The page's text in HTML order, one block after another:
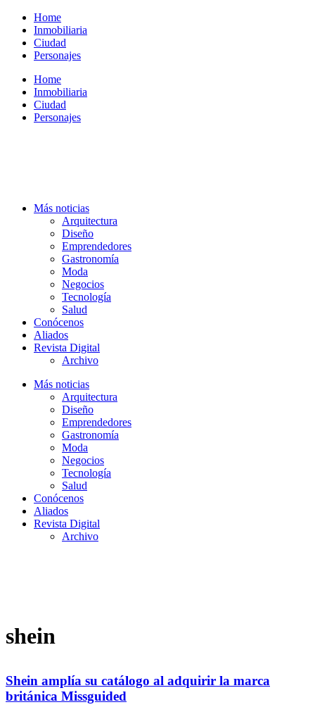
contenido
Home
Inmobiliaria
Ciudad
Personajes
Home
Inmobiliaria
Ciudad
Personajes
Más noticias
Arquitectura
Diseño
Emprendedores
Gastronomía
Moda
Negocios
Tecnología
Salud
Conócenos
Aliados
Revista Digital
Archivo
Más noticias
Arquitectura
Diseño
Emprendedores
Gastronomía
Moda
Negocios
Tecnología
Salud
Conócenos
Aliados
Revista Digital
Archivo
shein
Shein amplía su catálogo al adquirir la marca
británica Missguided